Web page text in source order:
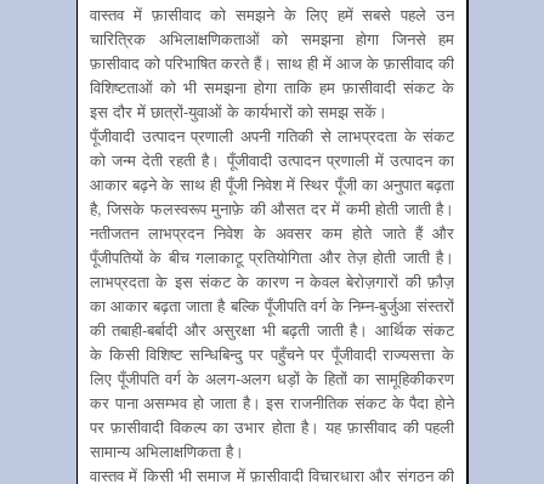
वास्तव में फ़ासीवाद को समझने के लिए हमें सबसे पहले उन
चारित्रिक अभिलाक्षणिकताओं को समझना होगा जिनसे हम
फ़ासीवाद को परिभाषित करते हैं। साथ ही में आज के फ़ासीवाद की
विशिष्टताओं को भी समझना होगा ताकि हम फ़ासीवादी संकट के
इस दौर में छात्रों-युवाओं के कार्यभारों को समझ सकें।
पूँजीवादी उत्पादन प्रणाली अपनी गतिकी से लाभप्रदता के संकट
को जन्म देती रहती है। पूँजीवादी उत्पादन प्रणाली में उत्पादन का
आकार बढ़ने के साथ ही पूँजी निवेश में स्थिर पूँजी का अनुपात बढ़ता
है, जिसके फलस्वरूप मुनाफ़े की औसत दर में कमी होती जाती है।
नतीजतन लाभप्रदन निवेश के अवसर कम होते जाते हैं और
पूँजीपतियों के बीच गलाकाटू प्रतियोगिता और तेज़ होती जाती है।
लाभप्रदता के इस संकट के कारण न केवल बेरोज़गारों की फ़ौज़
का आकार बढ़ता जाता है बल्कि पूँजीपति वर्ग के निम्न-बुर्जुआ संस्तरों
की तबाही-बर्बादी और असुरक्षा भी बढ़ती जाती है। आर्थिक संकट
के किसी विशिष्ट सन्धिबिन्दु पर पहुँचने पर पूँजीवादी राज्यसत्ता के
लिए पूँजीपति वर्ग के अलग-अलग धड़ों के हितों का सामूहिकीकरण
कर पाना असम्भव हो जाता है। इस राजनीतिक संकट के पैदा होने
पर फ़ासीवादी विकल्प का उभार होता है। यह फ़ासीवाद की पहली
सामान्य अभिलाक्षणिकता है।
वास्तव में किसी भी समाज में फ़ासीवादी विचारधारा और संगठन की